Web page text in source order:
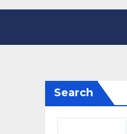
Search